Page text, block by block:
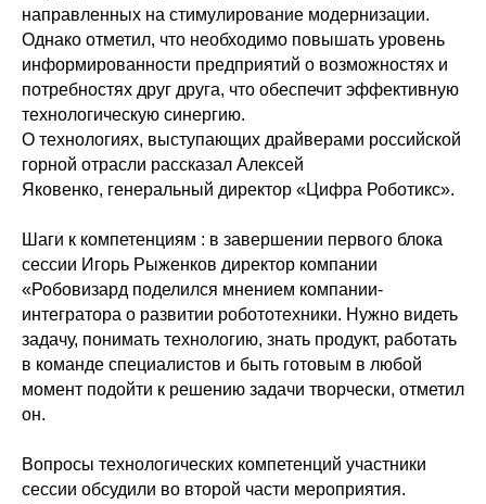
направленных на стимулирование модернизации.
Однако отметил, что необходимо повышать уровень
информированности предприятий о возможностях и
потребностях друг друга, что обеспечит эффективную
технологическую синергию.
О технологиях, выступающих драйверами российской
горной отрасли рассказал Алексей
Яковенко, генеральный директор «Цифра Роботикс».
Шаги к компетенциям : в завершении первого блока
сессии Игорь Рыженков директор компании
«Робовизард поделился мнением компании-
интегратора о развитии робототехники. Нужно видеть
задачу, понимать технологию, знать продукт, работать
в команде специалистов и быть готовым в любой
момент подойти к решению задачи творчески, отметил
он.
Вопросы технологических компетенций участники
сессии обсудили во второй части мероприятия.